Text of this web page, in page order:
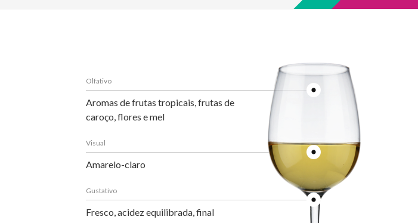
Olfativo
Aromas de frutas tropicais, frutas de
caroço, flores e mel
Visual
Amarelo-claro
Gustativo
Fresco, acidez equilibrada, final